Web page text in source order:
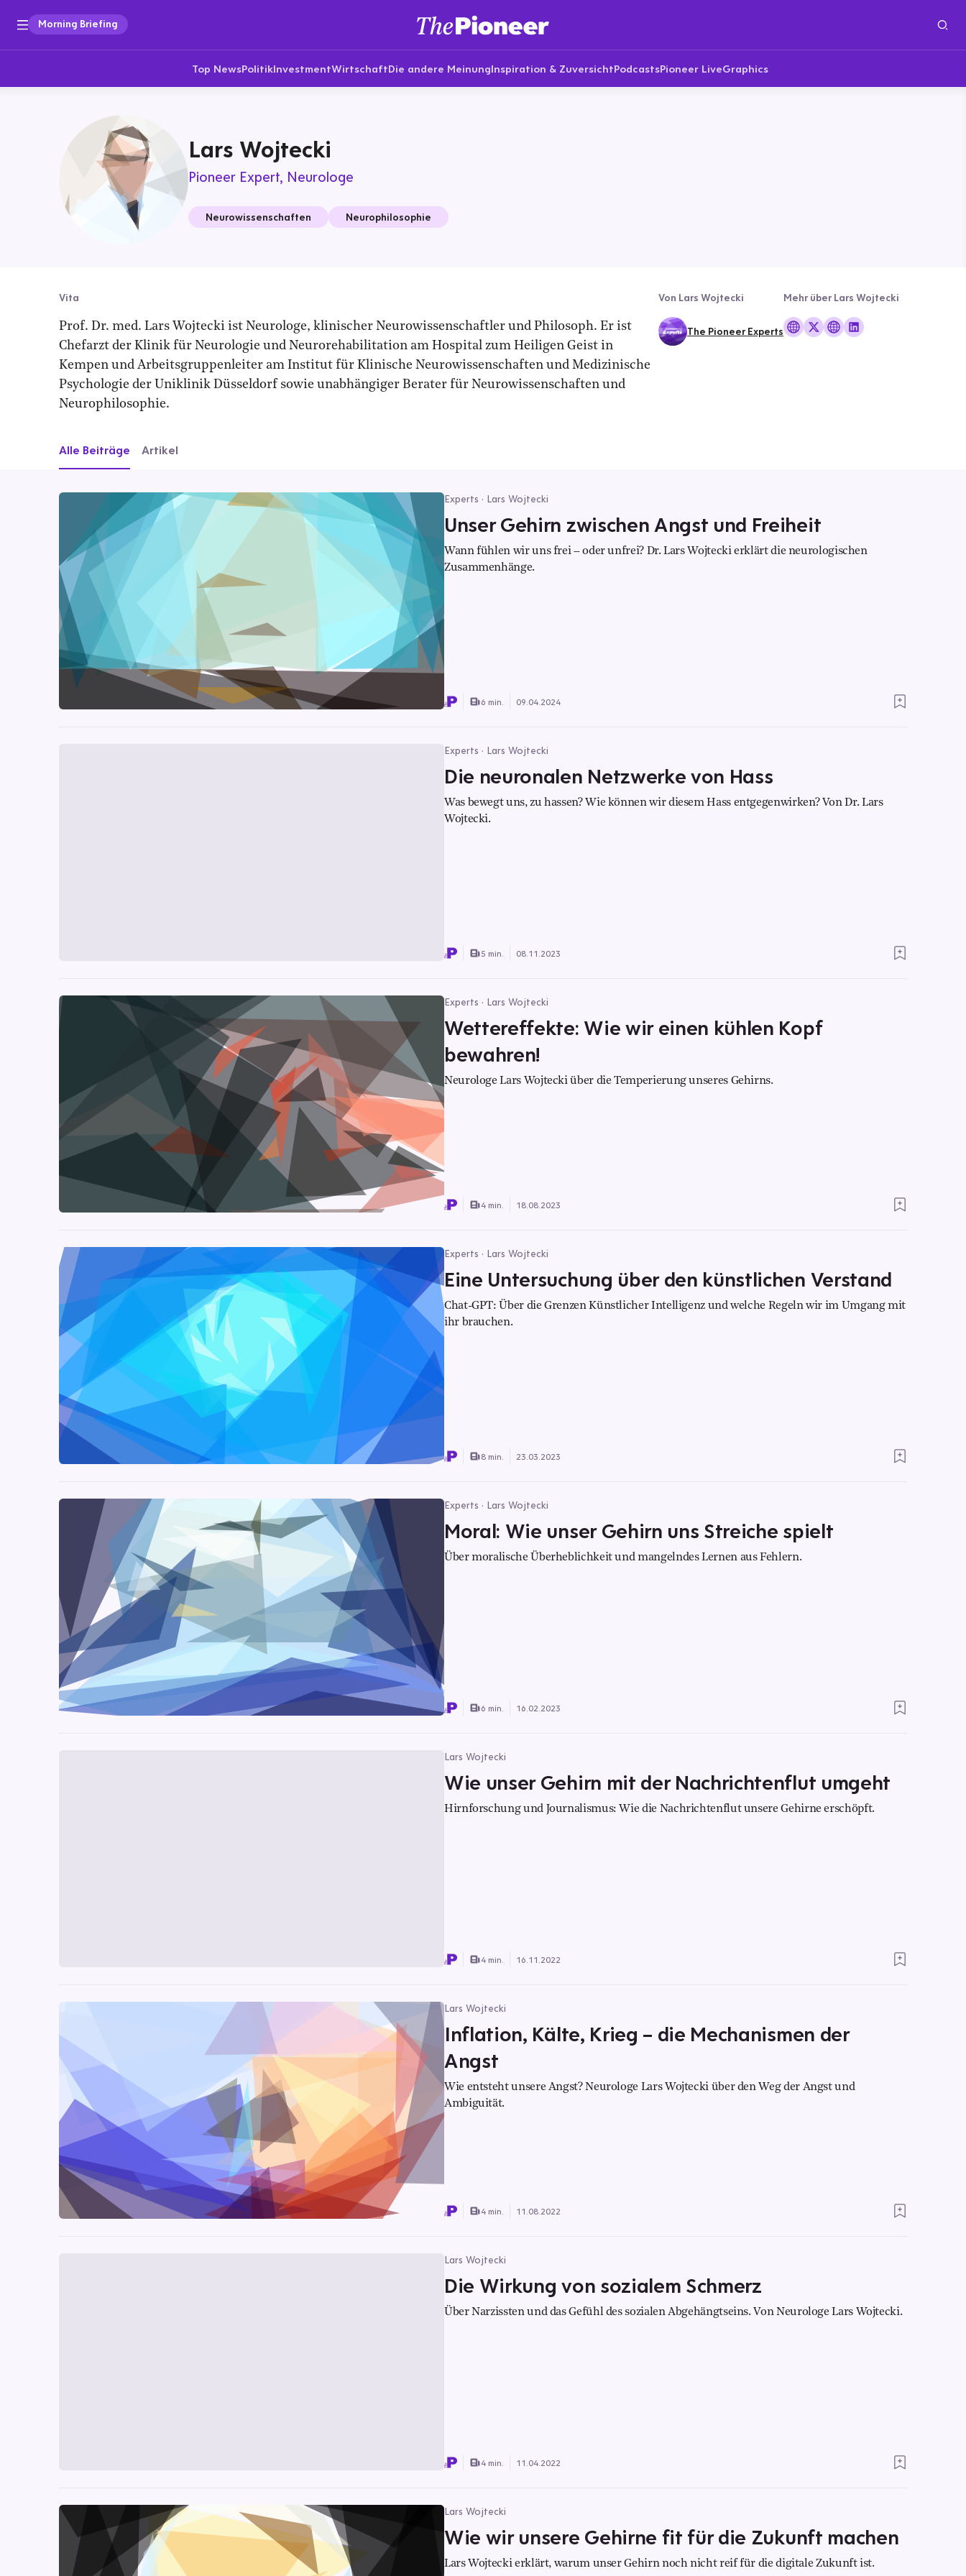
Morning Briefing
Top NewsPolitikInvestmentWirtschaftDie andere MeinungInspiration & ZuversichtPodcastsPioneer LiveGraphics
Lars Wojtecki
Pioneer Expert Neurologe
Neurowissenschaften Neurophilosophie
Vita
Prof. Dr. med. Lars Wojtecki ist Neurologe, klinischer Neurowissenschaftler und Philosoph. Er ist
Chefarzt der Klinik für Neurologie und Neurorehabilitation am Hospital zum Heiligen Geist in
Kempen und Arbeitsgruppenleiter am Institut für Klinische Neurowissenschaften und Medizinische
Psychologie der Uniklinik Düsseldorf sowie unabhängiger Berater für Neurowissenschaften und
Neurophilosophie.
Von Lars Wojtecki
The Pioneer Experts
Mehr über Lars Wojtecki
Alle Beiträge Artikel
Experts · Lars Wojtecki
Unser Gehirn zwischen Angst und Freiheit
Wann fühlen wir uns frei – oder unfrei? Dr. Lars Wojtecki erklärt die neurologischen
Zusammenhänge.
6 min. 09.04.2024
Experts · Lars Wojtecki
Die neuronalen Netzwerke von Hass
Was bewegt uns, zu hassen? Wie können wir diesem Hass entgegenwirken? Von Dr. Lars
Wojtecki.
5 min. 08.11.2023
Experts · Lars Wojtecki
Wettereffekte: Wie wir einen kühlen Kopf
bewahren!
Neurologe Lars Wojtecki über die Temperierung unseres Gehirns.
4 min. 18.08.2023
Experts · Lars Wojtecki
Eine Untersuchung über den künstlichen Verstand
Chat-GPT: Über die Grenzen Künstlicher Intelligenz und welche Regeln wir im Umgang mit
ihr brauchen.
8 min. 23.03.2023
Experts · Lars Wojtecki
Moral: Wie unser Gehirn uns Streiche spielt
Über moralische Überheblichkeit und mangelndes Lernen aus Fehlern.
6 min. 16.02.2023
Lars Wojtecki
Wie unser Gehirn mit der Nachrichtenflut umgeht
Hirnforschung und Journalismus: Wie die Nachrichtenflut unsere Gehirne erschöpft.
4 min. 16.11.2022
Lars Wojtecki
Inflation, Kälte, Krieg – die Mechanismen der
Angst
Wie entsteht unsere Angst? Neurologe Lars Wojtecki über den Weg der Angst und
Ambiguität.
4 min. 11.08.2022
Lars Wojtecki
Die Wirkung von sozialem Schmerz
Über Narzissten und das Gefühl des sozialen Abgehängtseins. Von Neurologe Lars Wojtecki.
4 min. 11.04.2022
Lars Wojtecki
Wie wir unsere Gehirne fit für die Zukunft machen
Lars Wojtecki erklärt, warum unser Gehirn noch nicht reif für die digitale Zukunft ist.